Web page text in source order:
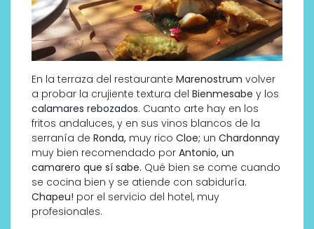
En la terraza del restaurante Marenostrum volver
a probar la crujiente textura del Bienmesabe y los
calamares rebozados. Cuanto arte hay en los
fritos andaluces, y en sus vinos blancos de la
serranía de Ronda, muy rico Cloe; un Chardonnay
muy bien recomendado por Antonio, un
camarero que sí sabe. Qué bien se come cuando
se cocina bien y se atiende con sabiduría.
Chapeu! por el servicio del hotel, muy
profesionales.